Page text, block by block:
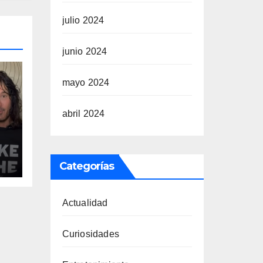
julio 2024
junio 2024
mayo 2024
abril 2024
Categorías
Actualidad
Curiosidades